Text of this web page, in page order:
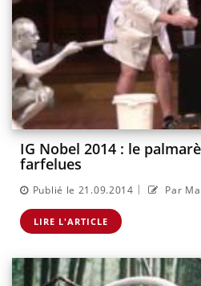
IG Nobel 2014 : le
farfelues
Publié le 21.09.2014 | Par
LIRE L'ARTICLE